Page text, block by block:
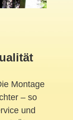
Montage
– so
und